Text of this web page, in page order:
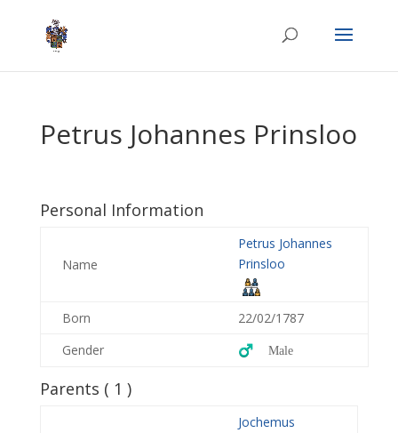
Petrus Johannes Prinsloo
Personal Information
Name
Petrus Johannes
Prinsloo
Born
22/02/1787
Gender
♂️ Male
Parents ( 1 )
Jochemus